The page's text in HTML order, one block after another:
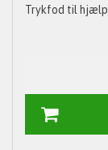
Trykfod til